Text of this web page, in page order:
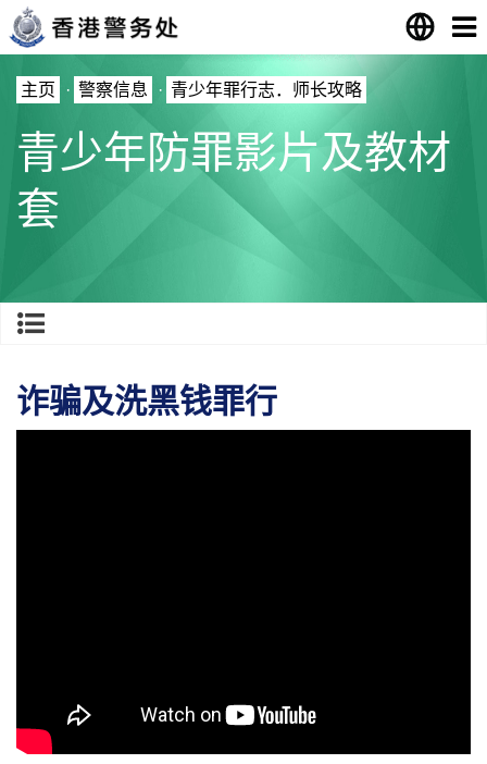
主页 · 警察信息 · 青少年罪行志．师长攻略
青少年防罪影片及教材
套
诈骗及洗黑钱罪行